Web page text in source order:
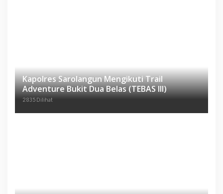
Kapolres Sarolangun Mengikuti Trail
Adventure Bukit Dua Belas (TEBAS III)
2835 Dilihat